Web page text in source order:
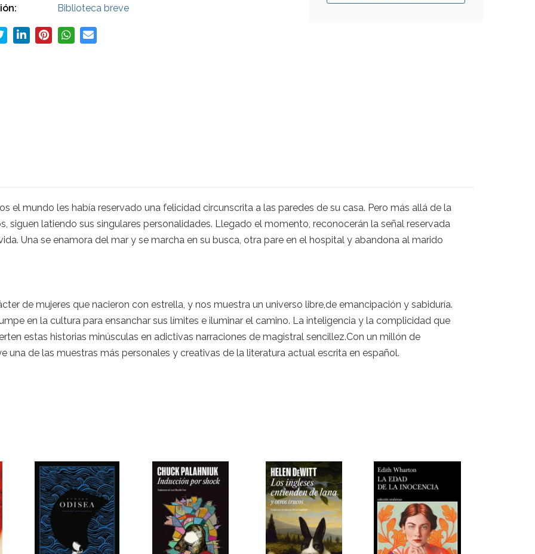
Biblioteca breve
el mundo les había reservado una felicidad circunscrita a las paredes de su casa. Pero más allá de la
siguen latiendo sus singulares personalidades. Llegado el momento, reconocerán la señal reservada
Una se enamora del mar y se marcha en su busca, otra pare en el hospital y abandona al marido
de mujeres que nacieron con estrella, y nos muestra un universo libre,de emancipación y sabiduría.
en la cultura para ensanchar sus límites e iluminar el camino. La inteligencia y la complicidad que
estas historias minúsculas en adictivas narraciones de magistral sencillez.Con un millón de
una de las muestras más personales y creativas de la literatura actual escrita en español.